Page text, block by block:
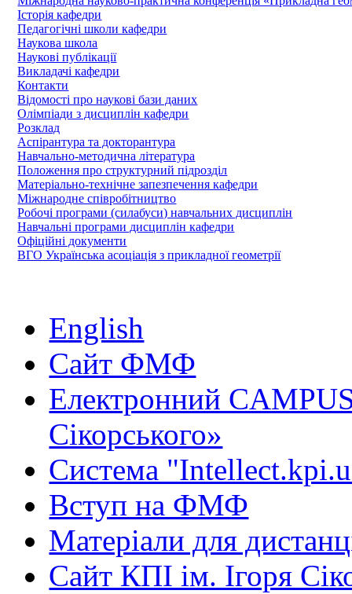
Історія кафедри
Педагогічні школи кафедри
Наукова школа
Наукові публікації
Викладачі кафедри
Контакти
Відомості про наукові бази даних
Олімпіади з дисциплін кафедри
Розклад
Аспірантура та докторантура
Навчально-методична література
Положення про структурний підрозділ
Матеріально-технічне запезпечення кафедри
Міжнародне співробітництво
Робочі програми (силабуси) навчальних дисциплін
Навчальні програми дисциплін кафедри
Офіційні документи
ВГО Українська асоціація з прикладної геометрії
English
Сайт ФМФ
Електронний
Сікорського»
Система
Вступ на ФМФ
Матеріали для
Сайт КПІ ім. Ігоря